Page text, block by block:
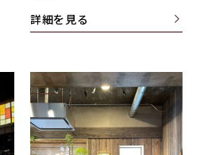
詳細を見る